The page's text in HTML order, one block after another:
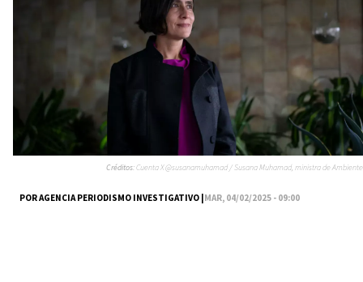
POR AGENCIA PERIODISMO INVESTIGATIVO |MAR, 04/02/2025 - 09:00
Créditos:Cuenta X @susanamuhamad / Susana Muhamad, ministra de Ambiente